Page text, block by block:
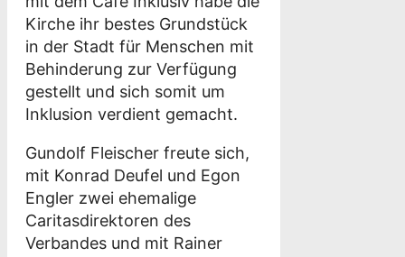
Kirche ihr bestes Grundstück
in der Stadt für Menschen mit
Behinderung zur Verfügung
gestellt und sich somit um
Inklusion verdient gemacht.
Gundolf Fleischer freute sich,
mit Konrad Deufel und Egon
Engler zwei ehemalige
Caritasdirektoren des
Verbandes und mit Rainer